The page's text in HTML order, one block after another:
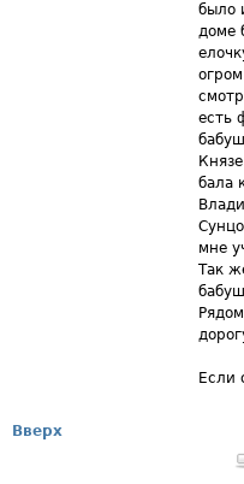
было
доме
есть
бала
мне
Так
Если
Вверх